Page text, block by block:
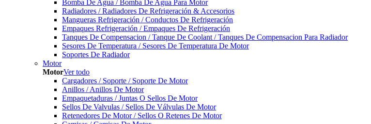
Bomba De Agua / Bomba De Agua Para Motor
Radiadores / Radiadores De Refrigeración & Accesorios
Mangueras Refrigeración / Conductos De Refrigeración
Empaques Refrigeración / Empaques De Refrigeración
Tanques De Compensacion / Tanque De Coolant / Tanques De Compensacion Para Radiador
Sesores De Temperatura / Sesores De Temperatura De Motor
Soportes De Radiador
Motor
MotorVer todo
Cargadores / Soporte / Soporte De Motor
Anillos / Anillos De Motor
Empaquetaduras / Juntas O Sellos De Motor
Sellos De Valvulas / Sellos De Válvulas De Motor
Retenedores De Motor / Sellos O Retenes De Motor